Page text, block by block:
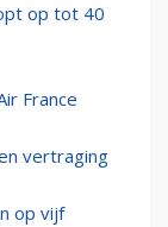
op tot 40
France
vertraging
op vijf